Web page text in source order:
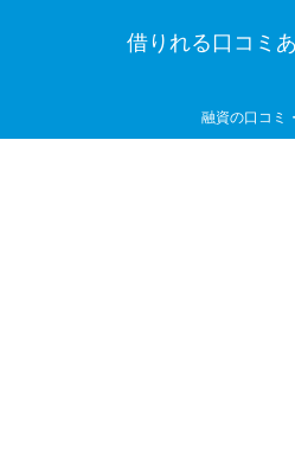
借りれる口コミ
融資の口コミ